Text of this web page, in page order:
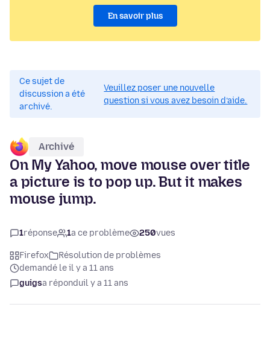
En savoir plus
Ce sujet de
discussion a été
archivé.
Veuillez poser une nouvelle
question si vous avez besoin d’aide.
Archivé
On My Yahoo, move mouse over title
a picture is to pop up. But it makes
mouse jump.
1réponse 1a ce problème 250vues
Firefox
Résolution de problèmes
demandé le il y a 11 ans
guigsa réponduil y a 11 ans